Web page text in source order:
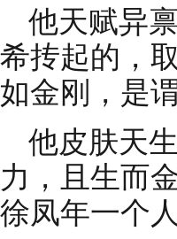
他天赋异
希抟起的，
如金刚，是
他皮肤天
力，且生而
徐凤年一个